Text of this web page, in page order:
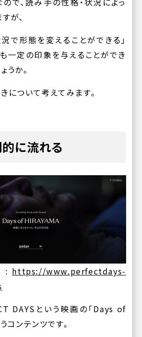
が、
で形態を変えることができる」
一定の印象を与えることができ
うか。
について考えてみます。
に流れる
: https://www.perfectdays-
DAYSという映画の「Days of
コンテンツです。